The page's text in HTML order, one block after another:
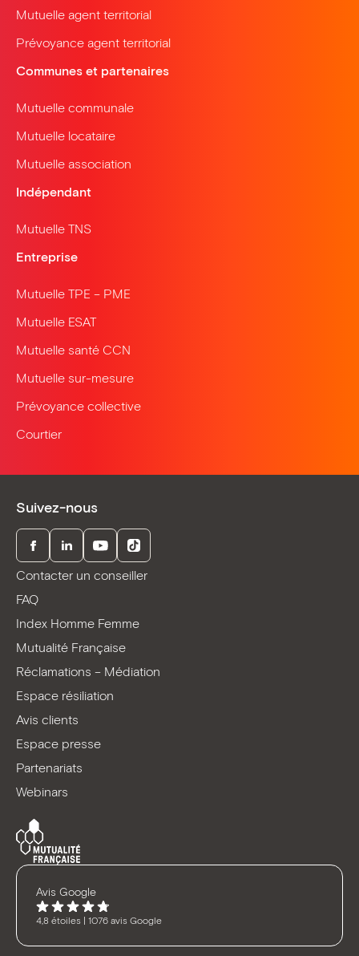
Mutuelle agent territorial
Prévoyance agent territorial
Communes et partenaires
Mutuelle communale
Mutuelle locataire
Mutuelle association
Indépendant
Mutuelle TNS
Entreprise
Mutuelle TPE – PME
Mutuelle ESAT
Mutuelle santé CCN
Mutuelle sur-mesure
Prévoyance collective
Courtier
Suivez-nous
FacebookLinkedInYoutubeTikTok
Contacter un conseiller
FAQ
Index Homme Femme
Mutualité Française
Réclamations – Médiation
Espace résiliation
Avis clients
Espace presse
Partenariats
Webinars
Avis Google
4,8 étoiles | 1076 avis Google